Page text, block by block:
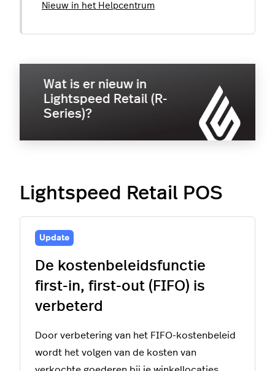
Nieuw in het Helpcentrum
Wat is er nieuw in
Lightspeed Retail (R-
Series)?
Lightspeed Retail POS
Update
De kostenbeleidsfunctie
first-in, first-out (FIFO) is
verbeterd
Door verbetering van het FIFO-kostenbeleid
wordt het volgen van de kosten van